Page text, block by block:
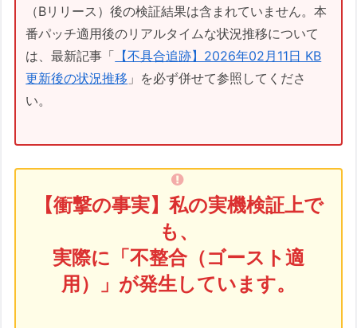
（Bリリース）後の検証結果は含まれていません。本
番パッチ適用後のリアルタイムな状況推移について
は、最新記事「 【不具合追跡】2026年02月11日 KB
更新後の状況推移 」を必ず併せて参照してくださ
い。
【衝撃の事実】私の実機検証上で
も、
実際に「不整合（ゴースト適
用）」が発生しています。